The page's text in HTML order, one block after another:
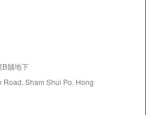
B舖地下
Sham Shui Po, Hong